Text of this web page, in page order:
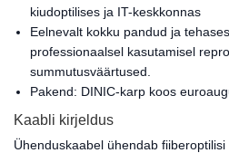
kiudoptilises ja IT-keskkonnas
Eelnevalt kokku pandud ja
professionaalsel kasutamisel
summutusväärtused.
Pakend: DINIC-karp koos
Kaabli kirjeldus
Ühenduskaabel ühendab